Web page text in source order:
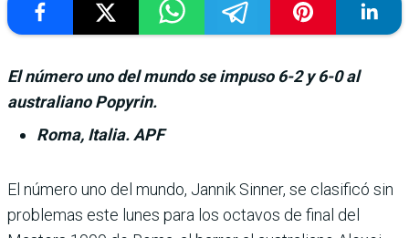
El número uno del mundo se impuso 6-2 y 6-0 al
australiano Popyrin.
Roma, Italia. APF
El número uno del mundo, Jannik Sinner, se clasificó sin
problemas este lunes para los octavos de final del